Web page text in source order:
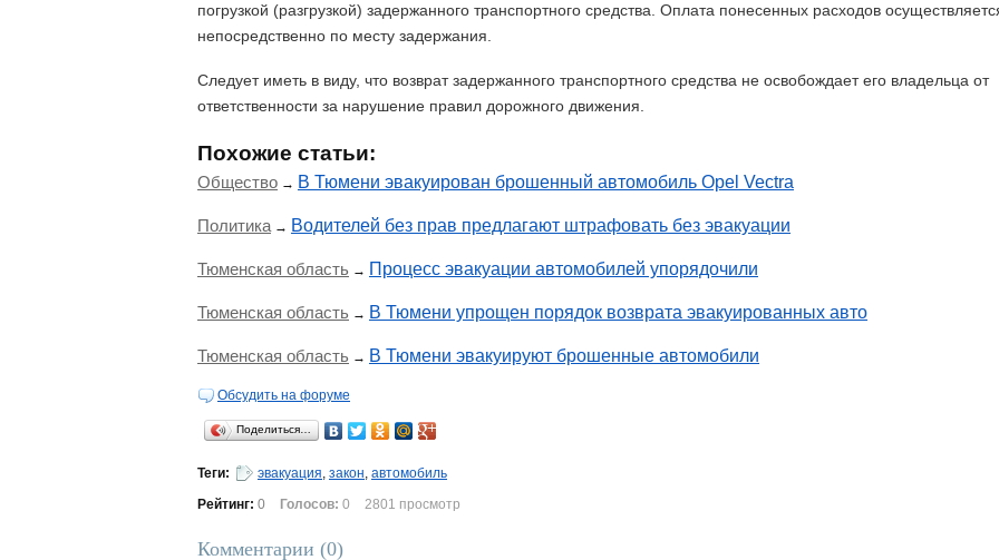
погрузкой (разгрузкой) задержанного транспортного средства. Оплата понесенных расходов
непосредственно по месту задержания.
Следует иметь в виду, что возврат задержанного транспортного средства не освобождает его владельца от
ответственности за нарушение правил дорожного движения.
Похожие статьи:
Общество → В Тюмени эвакуирован брошенный автомобиль Opel Vectra
Политика→ Водителей без прав предлагают штрафовать без эвакуации
Тюменская область → Процесс эвакуации автомобилей упорядочили
Тюменская область → В Тюмени упрощен порядок возврата эвакуированных авто
Тюменская область → В Тюмени эвакуируют брошенные автомобили
Обсудить на форуме
Поделиться…
Теги: эвакуация, закон, автомобиль
Рейтинг: 0 Голосов: 0 2801 просмотр
Комментарии (0)